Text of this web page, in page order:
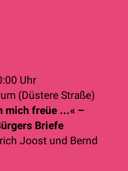
Uhr
(Düstere Straße)
mich freüe …« –
Briefe
Joost und Bernd